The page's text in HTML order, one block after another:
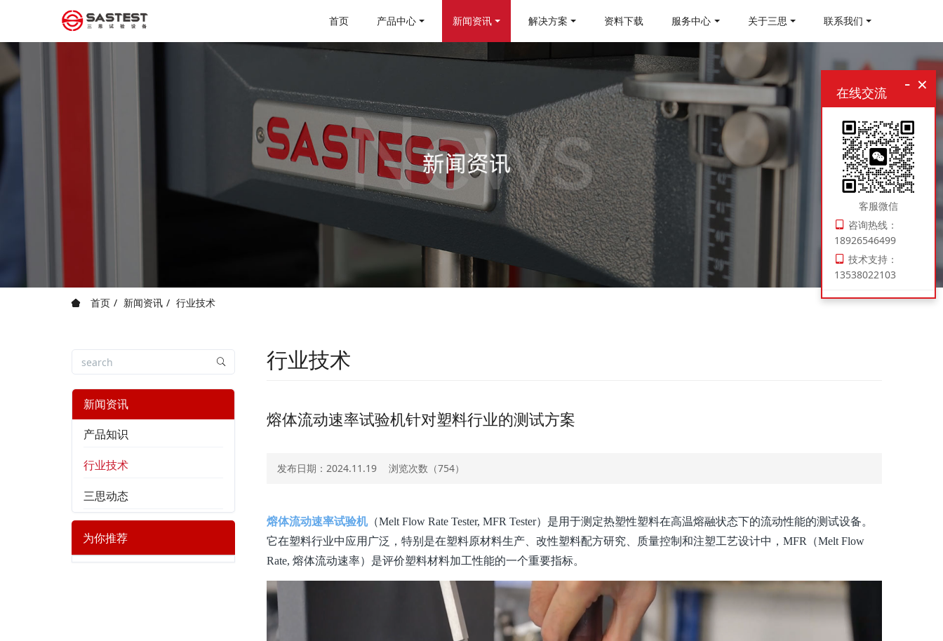
首页 产品中心 新闻资讯 解决方案 资料下载 服务中心 关于三思 联系我们
首页 新闻资讯 行业技术
行业技术
熔体流动速率试验机针对塑料行业的测试方案
发布日期：2024.11.19 浏览次数（754）
熔体流动速率试验机（Melt Flow Rate Tester, MFR Tester）是用于测定热塑性塑料在高温熔融状态下的流动性能的测试设备。
它在塑料行业中应用广泛，特别是在塑料原材料生产、改性塑料配方研究、质量控制和注塑工艺设计中，MFR（Melt Flow
Rate, 熔体流动速率）是评价塑料材料加工性能的一个重要指标。
新闻资讯
产品知识
行业技术
三思动态
为你推荐
×
-
在线交流
客服微信
咨询热线：
18926546499
技术支持：
13538022103